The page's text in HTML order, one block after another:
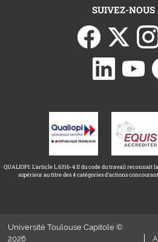
SUIVEZ-NOUS
QUALIOPI: L'article L.6316-4 II du code du travail reconnait
supérieur au titre des 4 catégories d'actions
Université Toulouse Capitole ©
2026